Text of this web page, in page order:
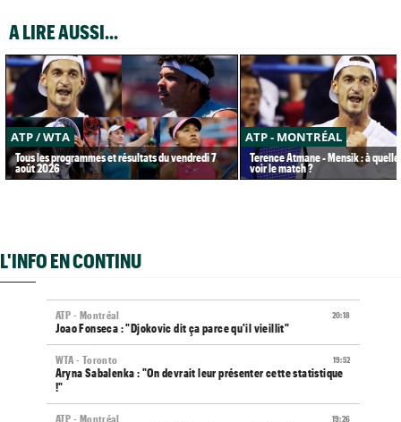
A LIRE AUSSI...
ATP / WTA
Tous les programmes et résultats du vendredi 7
août 2026
ATP - MONTRÉAL
Terence Atmane - Mensik : à
voir le match ?
L'INFO EN CONTINU
20:18
ATP - Montréal
Joao Fonseca : "Djokovic dit ça parce qu'il vieillit"
19:52
WTA - Toronto
Aryna Sabalenka : "On devrait leur présenter cette statistique
!"
19:26
ATP - Montréal